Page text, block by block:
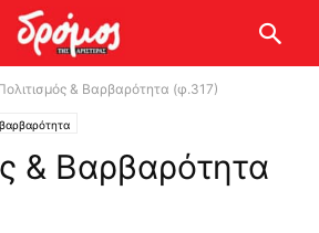
& Βαρβαρότητα (φ.317)
& Βαρβαρότητα